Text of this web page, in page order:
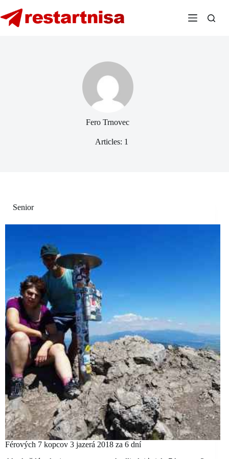
to
content
Fero Trnovec
Articles: 1
Senior
Férových 7 kopcov 3 jazerá 2018 za 6 dní